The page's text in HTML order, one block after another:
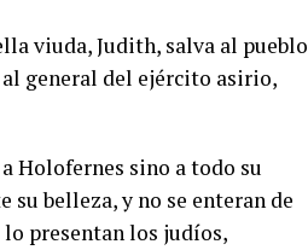
viuda, Judith, salva al pueblo
general del ejército asirio,
Holofernes sino a todo su
su belleza, y no se enteran de
presentan los judíos,